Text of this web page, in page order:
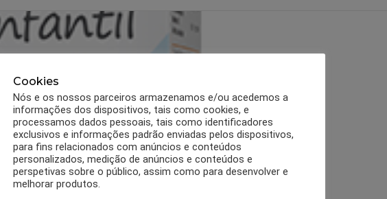
Cookies
Nós e os nossos parceiros armazenamos e/ou acedemos a
informações dos dispositivos, tais como cookies, e
processamos dados pessoais, tais como identificadores
exclusivos e informações padrão enviadas pelos dispositivos,
para fins relacionados com anúncios e conteúdos
personalizados, medição de anúncios e conteúdos e
perspetivas sobre o público, assim como para desenvolver e
melhorar produtos.